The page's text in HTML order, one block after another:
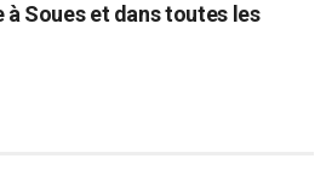
à Soues et dans toutes les